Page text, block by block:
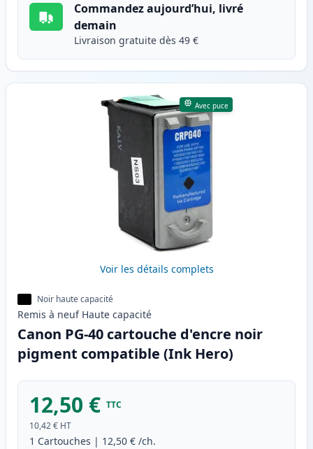
Commandez aujourd’hui, livré
demain
Livraison gratuite dès 49 €
Avec puce
Voir les détails complets
Noir haute capacité
Remis à neuf Haute capacité
Canon PG-40 cartouche d'encre noir
pigment compatible (Ink Hero)
12,50 € TTC
10,42 € HT
1 Cartouches | 12,50 € /ch.